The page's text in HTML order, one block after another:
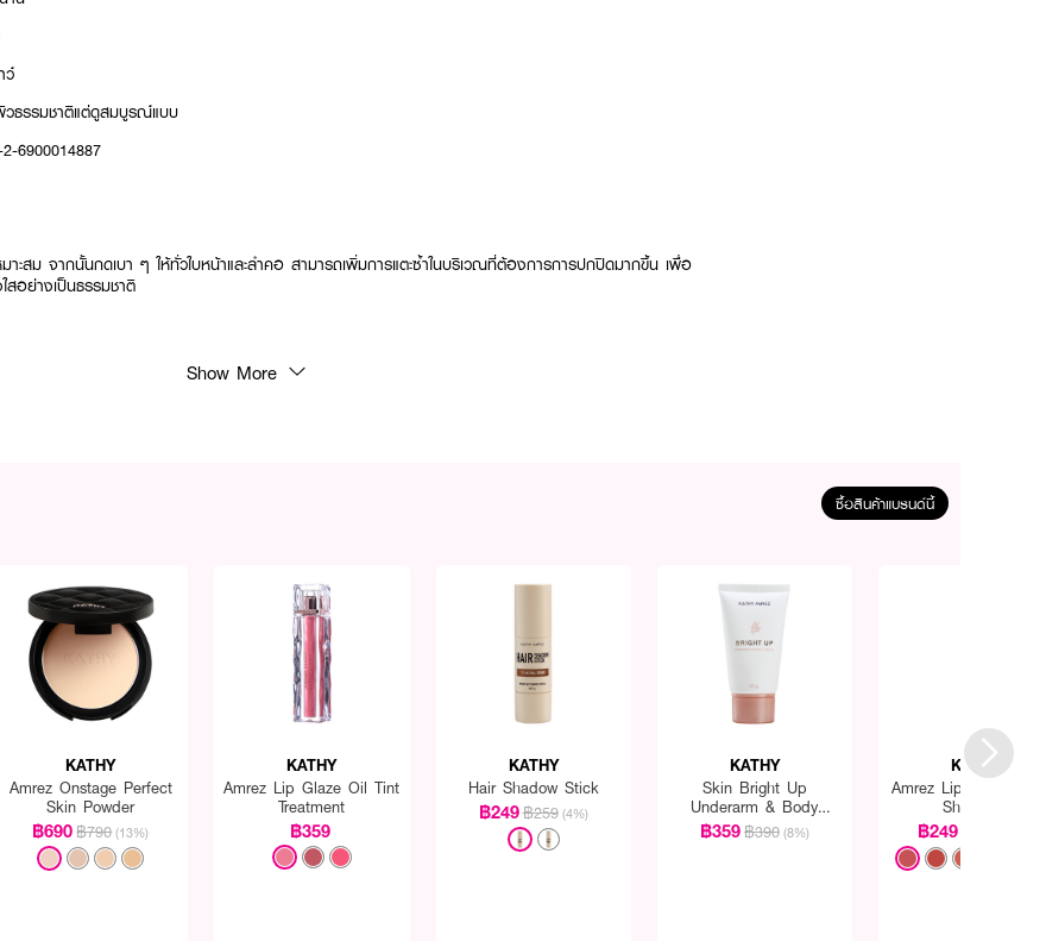
ว์
วธรรมชาติแต่ดูสมบูรณ์แบบ
2-6900014887
าะสม จากนั้นกดเบา ๆ ให้ทั่วใบหน้าและลำคอ สามารถเพิ่มการแตะซ้ำในบริเวณที่ต้องการการปกปิดมากขึ้น เพื่อ
สอย่างเป็นธรรมชาติ
Show More
ซื้อสินค้าแบรนด์นี้
KATHY
Amrez Onstage Perfect
Skin Powder
฿690฿790 (13%)
KATHY
Amrez Lip Glaze Oil Tint
Treatment
฿359
KATHY
Hair Shadow Stick
฿249฿259 (4%)
KATHY
Skin Bright Up
Underarm & Body
Cream
฿359฿390 (8%)
KATHY
Amrez Lip Duo
Shine Fix
฿249